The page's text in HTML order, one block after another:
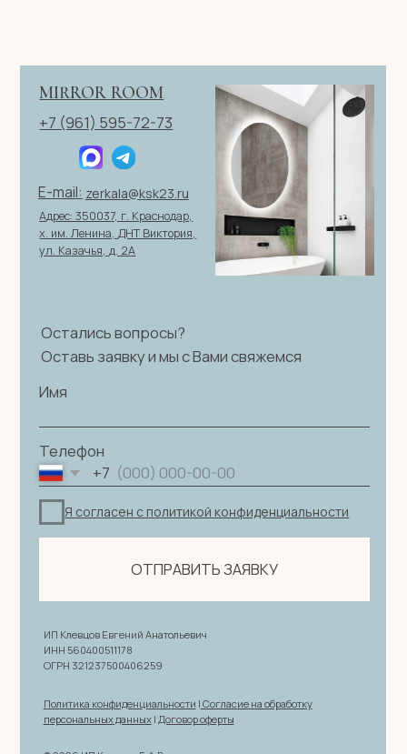
персональных данных Договор оферты
ИП Клевцов Евгений Анатольевич
ИНН 560400511178